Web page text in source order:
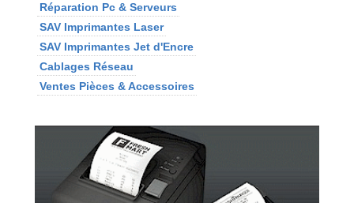
Réparation Pc & Serveurs
SAV Imprimantes Laser
SAV Imprimantes Jet d'Encre
Cablages Réseau
Ventes Pièces & Accessoires